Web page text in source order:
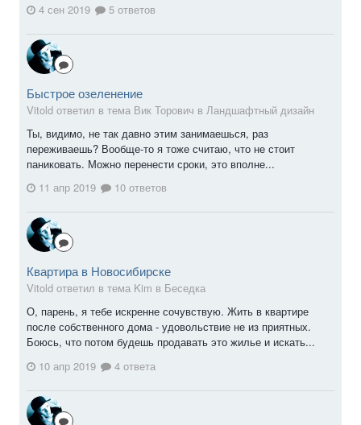
4 сен 2019 5 ответов
Быстрое озеленение
Vitold ответил в тема Вик Торович в Ландшафтный дизайн
Ты, видимо, не так давно этим занимаешься, раз
переживаешь? Вообще-то я тоже считаю, что не стоит
паниковать. Можно перенести сроки, это вполне...
11 апр 2019
10 ответов
Квартира в Новосибирске
Vitold ответил в тема Kim в Беседка
О, парень, я тебе искренне сочувствую. Жить в квартире
после собственного дома - удовольствие не из приятных.
Боюсь, что потом будешь продавать это жилье и искать...
10 апр 2019
4 ответа